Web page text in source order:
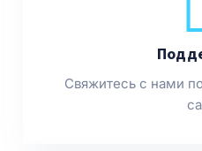
Свяжитесь с нами